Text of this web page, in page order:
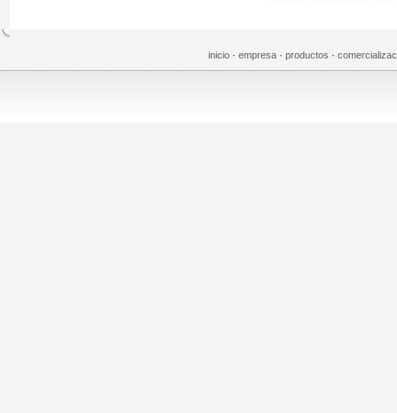
inicio · empresa · productos ·